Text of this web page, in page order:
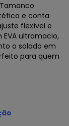
e conta
flexível e
ultramacio,
o solado em
para quem